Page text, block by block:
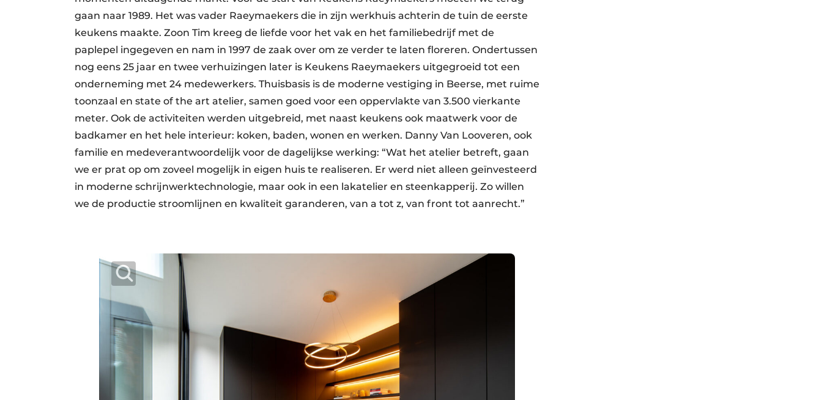
gaan naar 1989. Het was vader Raeymaekers die in zijn werkhuis achterin de tuin de eerste
keukens maakte. Zoon Tim kreeg de liefde voor het vak en het familiebedrijf met de
paplepel ingegeven en nam in 1997 de zaak over om ze verder te laten floreren. Ondertussen
nog eens 25 jaar en twee verhuizingen later is Keukens Raeymaekers uitgegroeid tot een
onderneming met 24 medewerkers. Thuisbasis is de moderne vestiging in Beerse, met ruime
toonzaal en state of the art atelier, samen goed voor een oppervlakte van 3.500 vierkante
meter. Ook de activiteiten werden uitgebreid, met naast keukens ook maatwerk voor de
badkamer en het hele interieur: koken, baden, wonen en werken. Danny Van Looveren, ook
familie en medeverantwoordelijk voor de dagelijkse werking: “Wat het atelier betreft, gaan
we er prat op om zoveel mogelijk in eigen huis te realiseren. Er werd niet alleen geïnvesteerd
in moderne schrijnwerktechnologie, maar ook in een lakatelier en steenkapperij. Zo willen
we de productie stroomlijnen en kwaliteit garanderen, van a tot z, van front tot aanrecht.”